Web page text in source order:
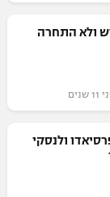
ולא התחרה
ולנסקי